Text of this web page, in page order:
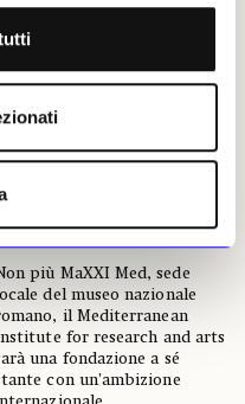
sullo Stretto e
più MaXXI Med, sede
del museo nazionale
il Mediterranean
for research and arts
una fondazione a sé
con un’ambizione